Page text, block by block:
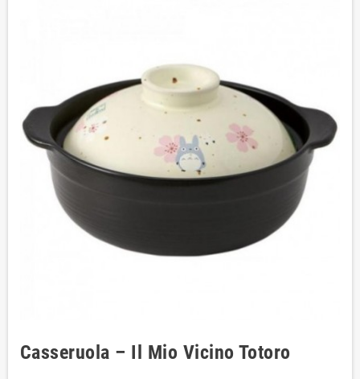
Casseruola – Il Mio Vicino Totoro